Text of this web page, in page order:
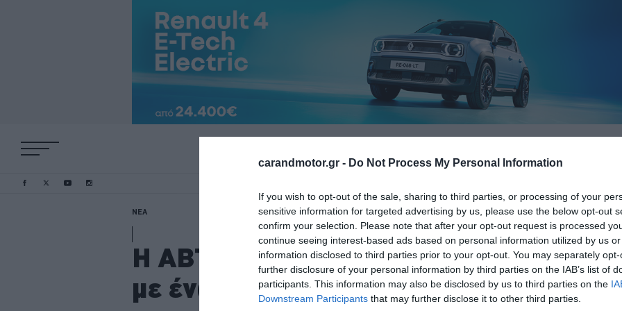
carandmotor.gr - Do Not Process My Personal Information
If you wish to opt-out of the sale, sharing to third parties, or processing of your
sensitive information for targeted advertising by us, please use the below opt-out
confirm your selection. Please note that after your opt-out request is processed
continue seeing interest-based ads based on personal information utilized by us
information disclosed to third parties prior to your opt-out. You may separately
further disclosure of your personal information by third parties on the IAB’s list of
participants. This information may also be disclosed by us to third parties on the
Downstream Participants that may further disclose it to other third parties.
ΝΕΑ
H ABT συμπληρώνει 130 χρόνια ζωής
με ένα Audi 800 ίππων